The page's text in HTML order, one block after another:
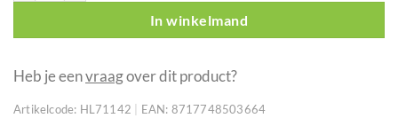
In winkelmand
Heb je eenvraagover dit product?
Artikelcode: HL71142 EAN: 8717748503664